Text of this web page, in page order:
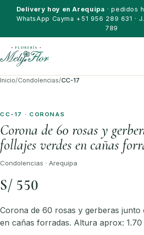
Saltar al contenido
Delivery hoy en Arequipa · pedidos
WhatsApp Cayma +51 956 289 631 ·
789
Inicio/Condolencias/CC-17
CC-17 · CORONAS
Corona de 60 rosas y
follajes verdes en cañas
Condolencias · Arequipa
S/ 550
Corona de 60 rosas y gerberas junto
en cañas forradas. Altura aprox: 1.70